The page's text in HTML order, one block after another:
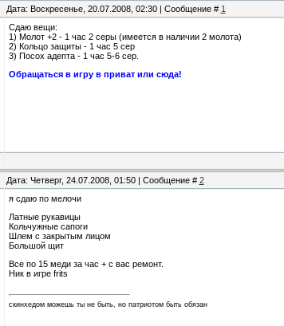
Дата: Воскресенье, 20.07.2008, 02:30 | Сообщение # 1
Сдаю вещи:
1) Молот +2 - 1 час 2 серы (имеется в наличии 2 молота)
2) Кольцо защиты - 1 час 5 сер
3) Посох адепта - 1 час 5-6 сер.
Обращаться в игру в приват или сюда!
Дата: Четверг, 24.07.2008, 01:50 | Сообщение # 2
я сдаю по мелочи
Латные рукавицы
Кольчужные сапоги
Шлем с закрытым лицом
Большой щит
Все по 15 меди за час + с вас ремонт.
Ник в игре frits
скинхедом можешь ты не быть, но патриотом быть обязан